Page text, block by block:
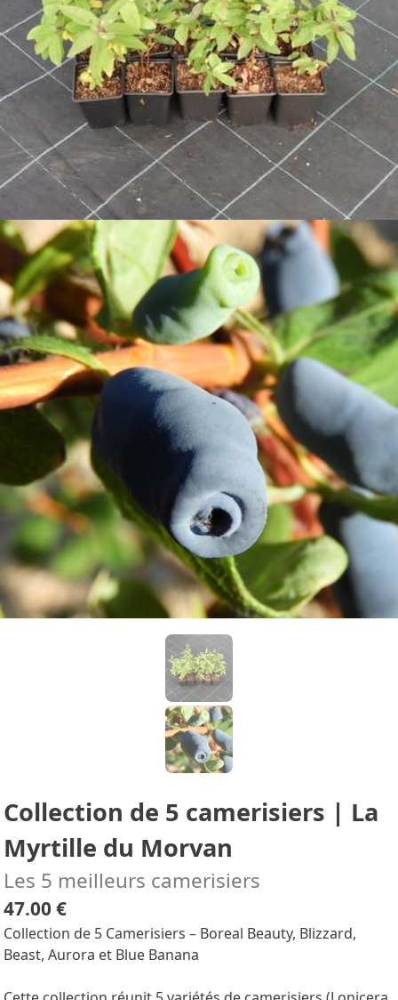
Collection de 5 camerisiers | La
Myrtille du Morvan
Les 5 meilleurs camerisiers
47.00 €
Collection de 5 Camerisiers – Boreal Beauty, Blizzard,
Beast, Aurora et Blue Banana